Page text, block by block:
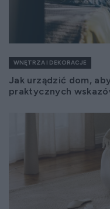
WNĘTRZA I DEKORACJE
Jak urządzić dom,
praktycznych